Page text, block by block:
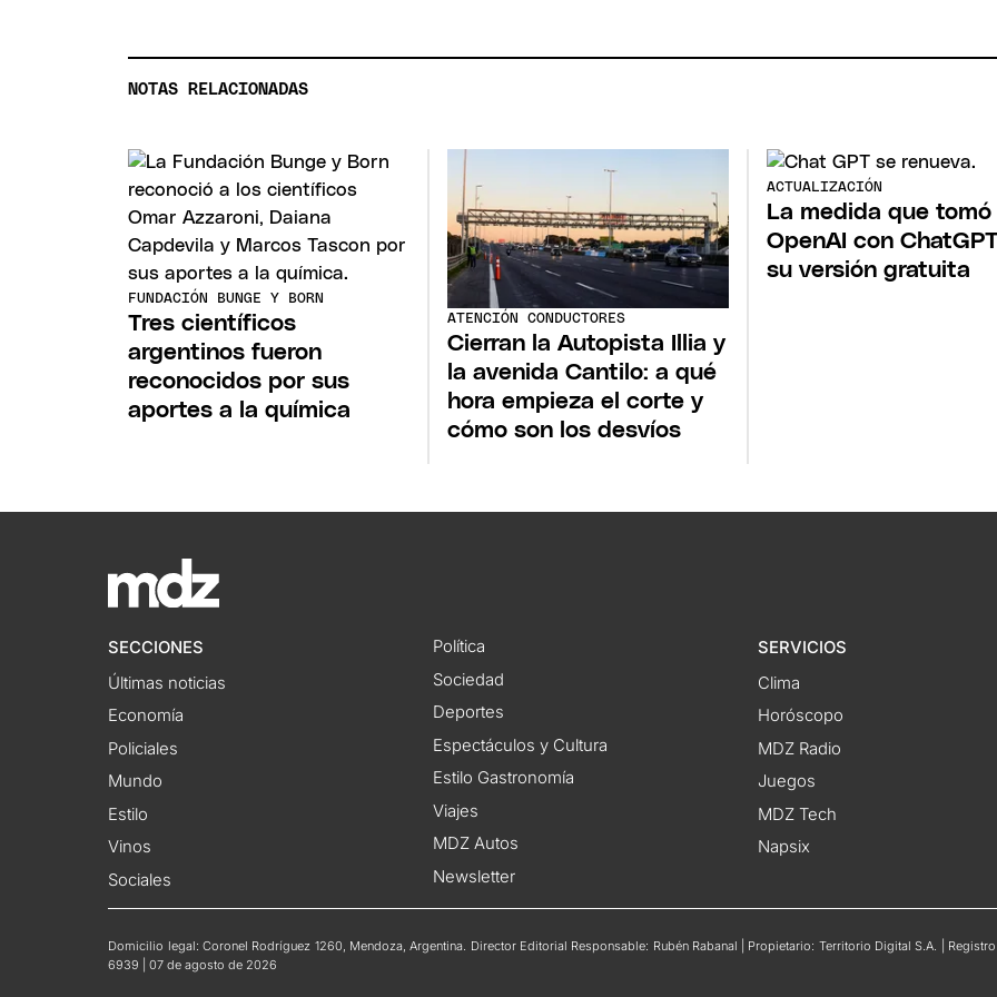
NOTAS RELACIONADAS
FUNDACIÓN BUNGE Y BORN
Tres científicos
argentinos fueron
reconocidos por sus
aportes a la química
ATENCIÓN CONDUCTORES
Cierran la Autopista Illia y
la avenida Cantilo: a qué
hora empieza el corte y
cómo son los desvíos
ACTUALIZACIÓN
La medida que tomó
OpenAI con
su versión gratuita
SECCIONES
Últimas noticias
Economía
Policiales
Mundo
Estilo
Vinos
Sociales
Política
Sociedad
Deportes
Espectáculos y Cultura
Estilo Gastronomía
Viajes
MDZ Autos
Newsletter
SERVICIOS
Clima
Horóscopo
MDZ Radio
Juegos
MDZ Tech
Napsix
Domicilio legal: Coronel Rodríguez 1260, Mendoza, Argentina. Director Editorial Responsable: Rubén Rabanal | Propietario: Territorio Digital S.A. |
6939 | 07 de agosto de 2026